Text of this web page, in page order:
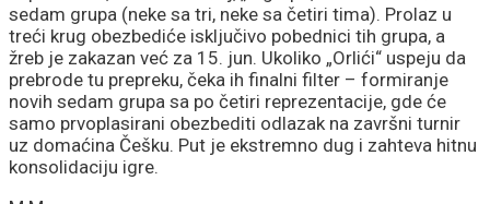
sedam grupa (neke sa tri, neke sa četiri tima). Prolaz u
treći krug obezbediće isključivo pobednici tih grupa, a
žreb je zakazan već za 15. jun. Ukoliko „Orlići“ uspeju da
prebrode tu prepreku, čeka ih finalni filter – formiranje
novih sedam grupa sa po četiri reprezentacije, gde će
samo prvoplasirani obezbediti odlazak na završni turnir
uz domaćina Češku. Put je ekstremno dug i zahteva hitnu
konsolidaciju igre.